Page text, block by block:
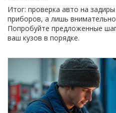
Итог: проверка авто на
приборов, а лишь
Попробуйте предложенные
ваш кузов в порядке.